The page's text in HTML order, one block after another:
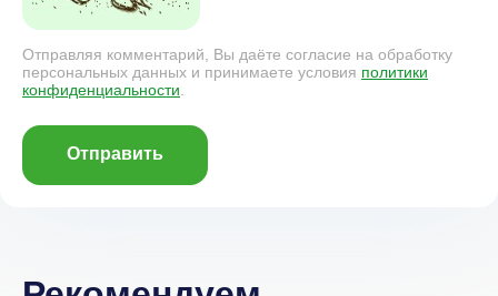
Отправляя комментарий, Вы даёте согласие на обработку
персональных данных и принимаете условия политики
конфиденциальности
Отправить